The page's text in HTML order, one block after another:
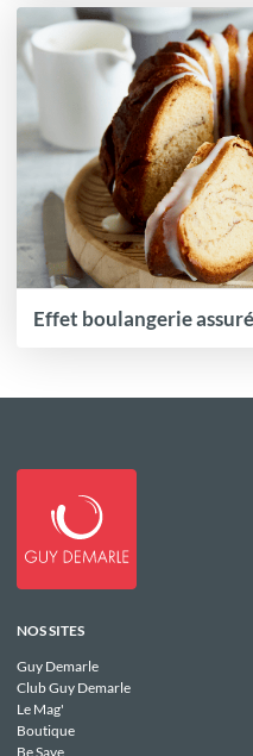
Effet boulangerie
NOS SITES
Guy Demarle
Club Guy Demarle
Le Mag'
Boutique
Be Save